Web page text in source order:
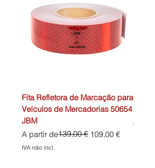
Fita Refletora de Marcação para
Veículos de Mercadorias 50654
JBM
A partir de
Preço normal139,00 € 109,00 €
Preço promocional
IVA não incl.
Preço
45,00 €